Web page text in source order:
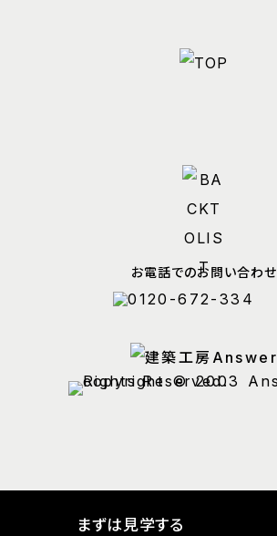
お電話でのお問い合わせ
まずは見学する